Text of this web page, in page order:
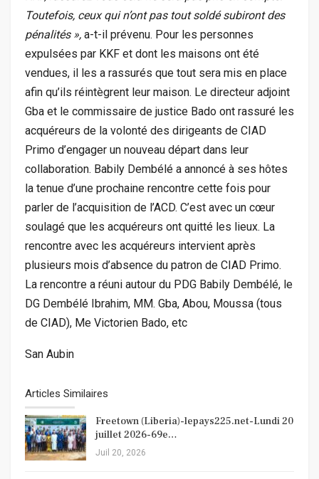
Toutefois, ceux qui n’ont pas tout soldé subiront des
pénalités », a-t-il prévenu. Pour les personnes
expulsées par KKF et dont les maisons ont été
vendues, il les a rassurés que tout sera mis en place
afin qu’ils réintègrent leur maison. Le directeur adjoint
Gba et le commissaire de justice Bado ont rassuré les
acquéreurs de la volonté des dirigeants de CIAD
Primo d’engager un nouveau départ dans leur
collaboration. Babily Dembélé a annoncé à ses hôtes
la tenue d’une prochaine rencontre cette fois pour
parler de l’acquisition de l’ACD. C’est avec un cœur
soulagé que les acquéreurs ont quitté les lieux. La
rencontre avec les acquéreurs intervient après
plusieurs mois d’absence du patron de CIAD Primo.
La rencontre a réuni autour du PDG Babily Dembélé, le
DG Dembélé Ibrahim, MM. Gba, Abou, Moussa (tous
de CIAD), Me Victorien Bado, etc
San Aubin
Articles Similaires
Freetown (Liberia)-lepays225.net-Lundi 20
juillet 2026-69e…
Juil 20, 2026